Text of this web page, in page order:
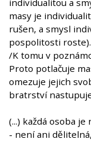
individualitou a
masy je
rušen, a smysl
pospolitosti
/K tomu v
Proto potlačuje
omezuje jejich
bratrství
(...) každá osoba
- není ani